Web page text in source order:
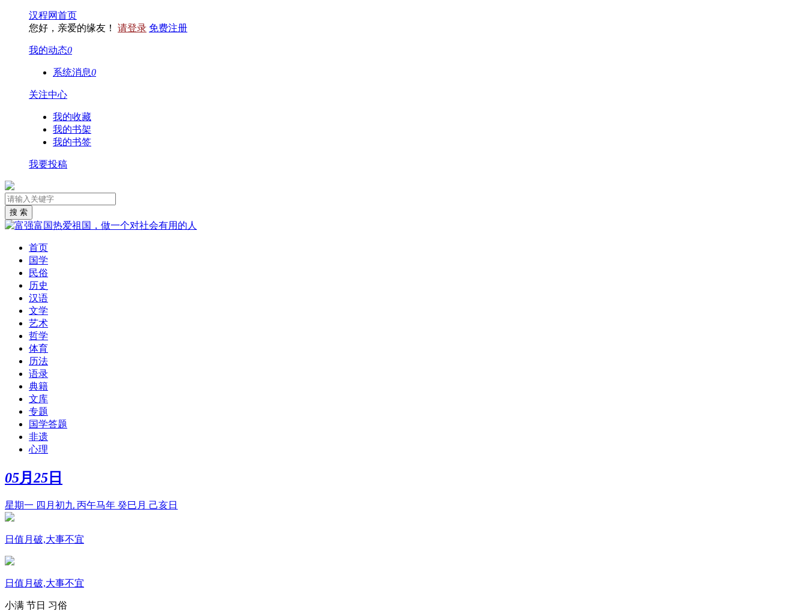
汉程网首页
您好，亲爱的缘友！ 请登录 免费注册
我的动态0
系统消息0
关注中心
我的收藏
我的书架
我的书签
我要投稿
首页
国学
民俗
历史
汉语
文学
艺术
哲学
体育
历法
语录
典籍
文库
专题
国学答题
非遗
心理
05月 25 日
星期一 四月初九 丙午马年 癸巳月 己亥日
日值月破,大事不宜
日值月破,大事不宜
小满 节日 习俗